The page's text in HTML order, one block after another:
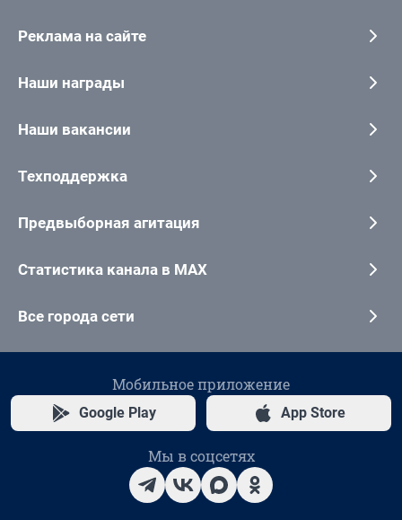
Реклама на сайте
Наши награды
Наши вакансии
Техподдержка
Предвыборная агитация
Статистика канала в MAX
Все города сети
Мобильное приложение
Google Play App Store
Мы в соцсетях